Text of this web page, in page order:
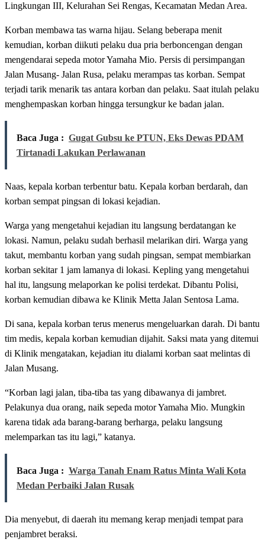
Lingkungan III, Kelurahan Sei Rengas, Kecamatan Medan Area.
Korban membawa tas warna hijau. Selang beberapa menit
kemudian, korban diikuti pelaku dua pria berboncengan dengan
mengendarai sepeda motor Yamaha Mio. Persis di persimpangan
Jalan Musang- Jalan Rusa, pelaku merampas tas korban. Sempat
terjadi tarik menarik tas antara korban dan pelaku. Saat itulah pelaku
menghempaskan korban hingga tersungkur ke badan jalan.
Baca Juga : Gugat Gubsu ke PTUN, Eks Dewas PDAM
Tirtanadi Lakukan Perlawanan
Naas, kepala korban terbentur batu. Kepala korban berdarah, dan
korban sempat pingsan di lokasi kejadian.
Warga yang mengetahui kejadian itu langsung berdatangan ke
lokasi. Namun, pelaku sudah berhasil melarikan diri. Warga yang
takut, membantu korban yang sudah pingsan, sempat membiarkan
korban sekitar 1 jam lamanya di lokasi. Kepling yang mengetahui
hal itu, langsung melaporkan ke polisi terdekat. Dibantu Polisi,
korban kemudian dibawa ke Klinik Metta Jalan Sentosa Lama.
Di sana, kepala korban terus menerus mengeluarkan darah. Di bantu
tim medis, kepala korban kemudian dijahit. Saksi mata yang ditemui
di Klinik mengatakan, kejadian itu dialami korban saat melintas di
Jalan Musang.
“Korban lagi jalan, tiba-tiba tas yang dibawanya di jambret.
Pelakunya dua orang, naik sepeda motor Yamaha Mio. Mungkin
karena tidak ada barang-barang berharga, pelaku langsung
melemparkan tas itu lagi,” katanya.
Baca Juga : Warga Tanah Enam Ratus Minta Wali Kota
Medan Perbaiki Jalan Rusak
Dia menyebut, di daerah itu memang kerap menjadi tempat para
penjambret beraksi.